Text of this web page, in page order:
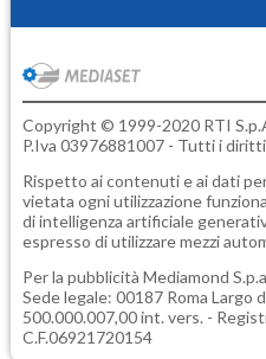
Copyright © 1999-2020 RTI
P.Iva 03976881007 - Tutti i
Rispetto ai contenuti e ai dati
vietata ogni utilizzazione
di intelligenza artificiale
espresso di utilizzare mezzi
Per la pubblicità Mediamond
Sede legale: 00187 Roma Largo
500.000.007,00 int. vers. -
C.F.06921720154